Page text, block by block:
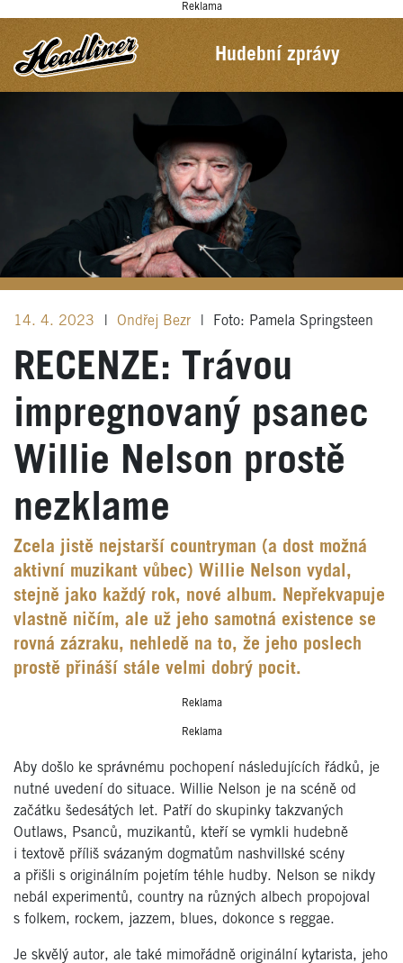
Reklama
Hudební zprávy
14. 4. 2023 Ondřej Bezr Foto: Pamela Springsteen
RECENZE: Trávou
impregnovaný psanec
Willie Nelson prostě
nezklame
Zcela jistě nejstarší countryman (a dost možná
aktivní muzikant vůbec) Willie Nelson vydal,
stejně jako každý rok, nové album. Nepřekvapuje
vlastně ničím, ale už jeho samotná existence se
rovná zázraku, nehledě na to, že jeho poslech
prostě přináší stále velmi dobrý pocit.
Reklama
Reklama
Aby došlo ke správnému pochopení následujících řádků, je
nutné uvedení do situace. Willie Nelson je na scéně od
začátku šedesátých let. Patří do skupinky takzvaných
Outlaws, Psanců, muzikantů, kteří se vymkli hudebně
i textově příliš svázaným dogmatům nashvillské scény
a přišli s originálním pojetím téhle hudby. Nelson se nikdy
nebál experimentů, country na různých albech propojoval
s folkem, rockem, jazzem, blues, dokonce s reggae.
Je skvělý autor, ale také mimořádně originální kytarista, jeho